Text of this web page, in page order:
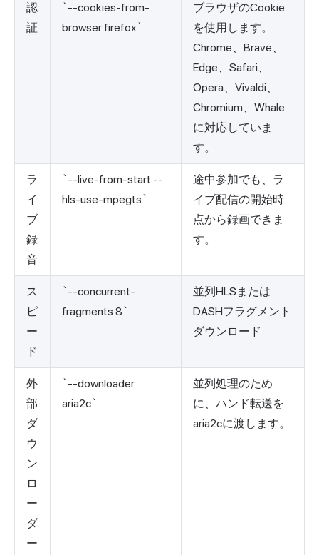
認
証
`--cookies-from-
browser firefox`
ブラウザのCookie
を使用します。
Chrome、Brave、
Edge、Safari、
Opera、Vivaldi、
Chromium、Whale
に対応していま
す。
ラ
イ
ブ
録
音
`--live-from-start --
hls-use-mpegts`
途中参加でも、ラ
イブ配信の開始時
点から録画できま
す。
ス
ピ
ー
ド
`--concurrent-
fragments 8`
並列HLSまたは
DASHフラグメント
ダウンロード
外
部
ダ
ウ
ン
ロ
ー
ダ
ー
`--downloader
aria2c`
並列処理のため
に、ハンド転送を
aria2cに渡します。